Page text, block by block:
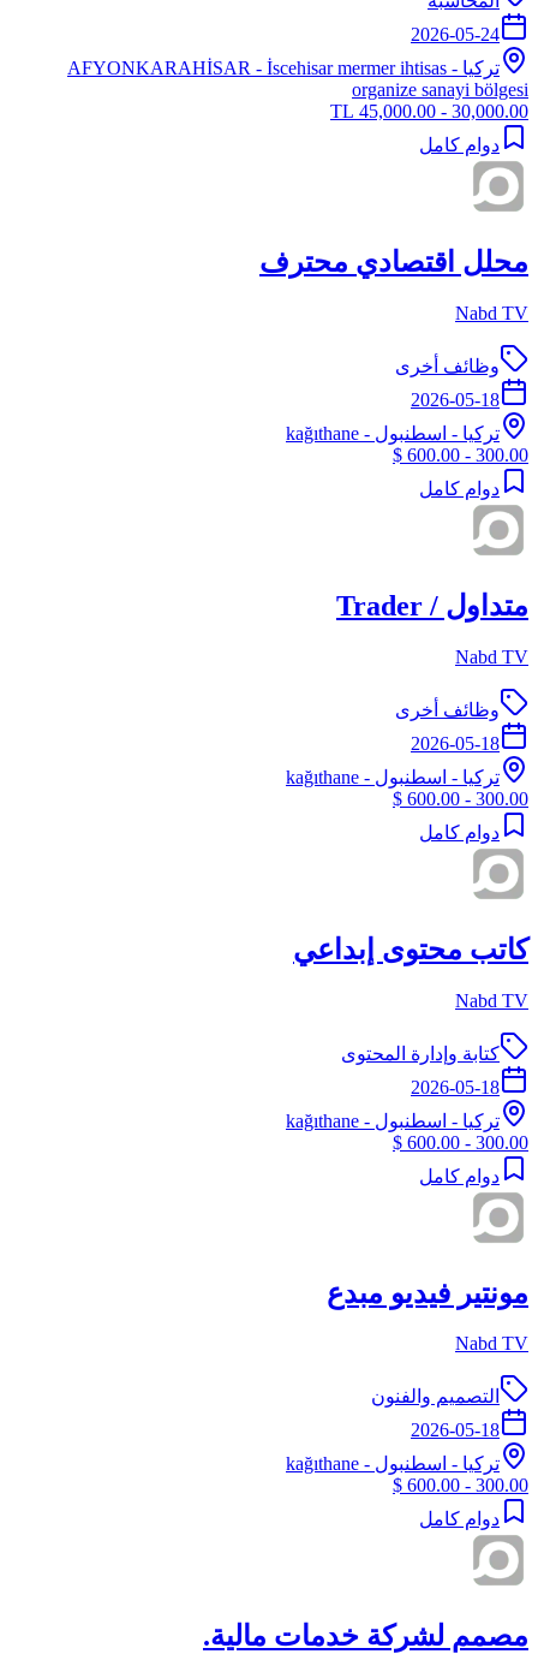
2026-05-24
تركيا -
AFYONKARAHİSAR - İscehisar mermer ihtisas
organize sanayi bölgesi
30,000.00 - 45,000.00 TL
دوام كامل
محلل اقتصادي محترف
Nabd TV
وظائف أخرى
2026-05-18
تركيا - اسطنبول - kağıthane
300.00 - 600.00 $
دوام كامل
متداول / Trader
Nabd TV
وظائف أخرى
2026-05-18
تركيا - اسطنبول - kağıthane
300.00 - 600.00 $
دوام كامل
كاتب محتوى إبداعي
Nabd TV
كتابة وإدارة المحتوى
2026-05-18
تركيا - اسطنبول - kağıthane
300.00 - 600.00 $
دوام كامل
مونتير فيديو مبدع
Nabd TV
التصميم والفنون
2026-05-18
تركيا - اسطنبول - kağıthane
300.00 - 600.00 $
دوام كامل
مصمم لشركة خدمات مالية.